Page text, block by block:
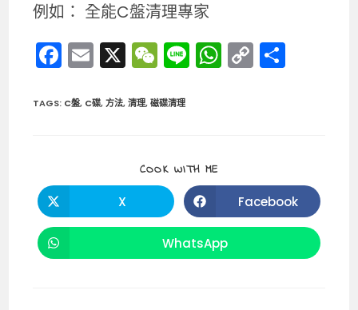
例如： 全能C盤清理專家
F
a
c
o
o
k
E
m
ai
X W
e
C
a
t
Li
n
W
h
p
p
C
o
n
k
TAGS: C盤, C碟, 方法, 清理, 磁碟清理
COOK WITH ME
Opens
in
a
X Opens
in
a
Facebook
Opens
in
WhatsApp